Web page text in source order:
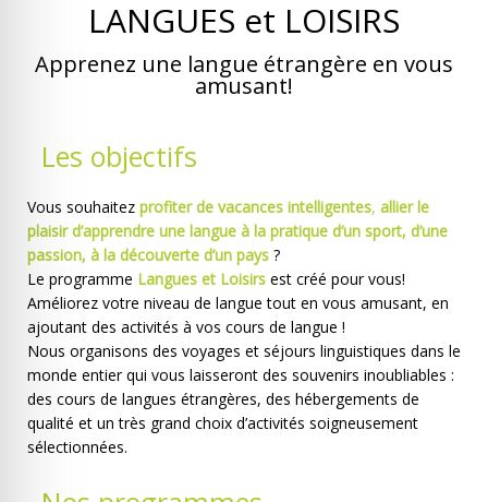
LANGUES et LOISIRS
Apprenez une langue étrangère en vous
amusant!
Les objectifs
Vous souhaitez profiter de vacances intelligentes, allier le
plaisir d’apprendre une langue à la pratique d’un sport, d’une
passion, à la découverte d’un pays ?
Le programme Langues et Loisirs est créé pour vous!
Améliorez votre niveau de langue tout en vous amusant, en
ajoutant des activités à vos cours de langue !
Nous organisons des voyages et séjours linguistiques dans le
monde entier qui vous laisseront des souvenirs inoubliables :
des cours de langues étrangères, des hébergements de
qualité et un très grand choix d’activités soigneusement
sélectionnées.